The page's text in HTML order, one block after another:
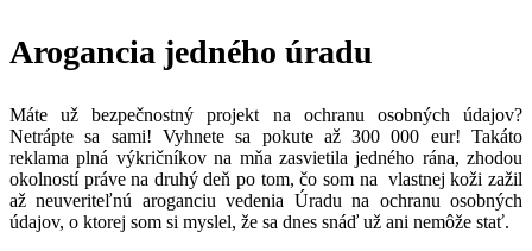
Arogancia jedného úradu
Máte už bezpečnostný projekt na ochranu osobných údajov?
Netrápte sa sami! Vyhnete sa pokute až 300 000 eur! Takáto
reklama plná výkričníkov na mňa zasvietila jedného rána, zhodou
okolností práve na druhý deň po tom, čo som na vlastnej koži zažil
až neuveriteľnú aroganciu vedenia Úradu na ochranu osobných
údajov, o ktorej som si myslel, že sa dnes snáď už ani nemôže stať.